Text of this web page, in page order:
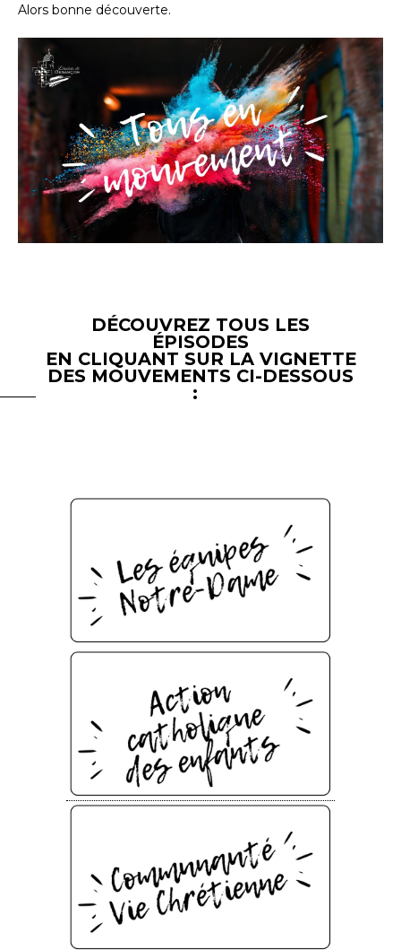
Alors bonne découverte.
DÉCOUVREZ TOUS LES
ÉPISODES
EN CLIQUANT SUR LA VIGNETTE
DES MOUVEMENTS CI-DESSOUS
: